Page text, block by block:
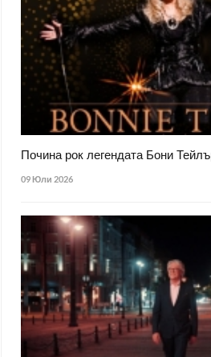
Почина рок легендата Бони
09 Юли 2026